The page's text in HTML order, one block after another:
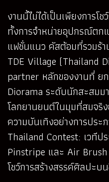
งานนี้ไม่ได้เป็นเพียงการโ
ทั้งการจำหน่ายอุปกรณ์ตก
แฟชั่นแนว คัสต้อมที่รวมร้
TDE Village (Thailand
partner หลักของงานที่ ย
Diorama ระดับนักสะสมม
โลกยานยนต์ในมุมที่สมจริ
ความบันเทิงอย่างการปร
Thailand Contest: เวที
Pinstripe และ Air Brush
โชว์การสร้างสรรค์ศิลปะ